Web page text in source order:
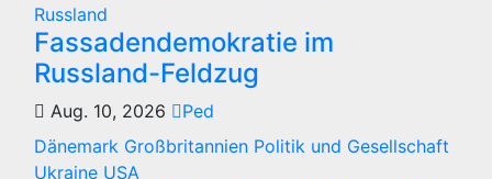
Russland
Fassadendemokratie im
Russland-Feldzug
Aug. 10, 2026
Ped
Dänemark Großbritannien Politik und Gesellschaft
Ukraine USA